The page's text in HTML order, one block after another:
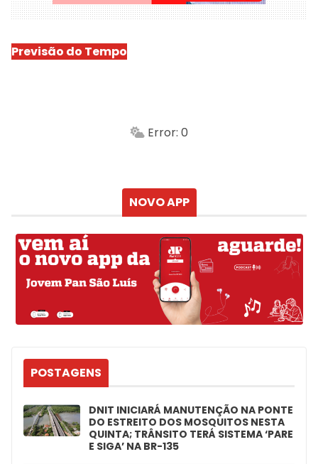
Previsão do Tempo
Min.
Error: 0
NOVO APP
POSTAGENS
DNIT INICIARÁ MANUTENÇÃO NA PONTE
DO ESTREITO DOS MOSQUITOS NESTA
QUINTA; TRÂNSITO TERÁ SISTEMA ‘PARE
E SIGA’ NA BR-135